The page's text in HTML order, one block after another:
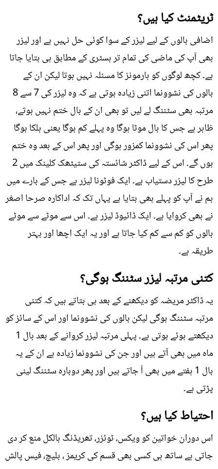
ٹریٹمنٹ کیا ہیں؟
اضافی بالوں کے لیے لیزر کے سوا کوئی حل نہیں ہے اور لیزر
بھی آپ کی ماضی کی تمام تر ہسٹری کے مطابق ہی بتایا جاتا
ہے۔ کچھ لوگوں کو ہارمونز کا مسئلہ نہیں ہوتا لیکن ان کے
بالوں کی نشوونما اتنی زیادہ ہوتی ہے کہ وہ لیزر کی 7 سے 8
مرتبہ بھی سٹننگ لے لیں تو بھی ان کے بال ختم نہیں ہوتے،
ظاہر ہے جس کا بال موٹا ہوگا وہ پہلے کم ہوگا یعنی ہلکا ہوگا
پھر اس کی نشوونما کمزور ہوگی اور پھر اس کے بعد وہ ختم
ہوں گے۔ اس کے لیے ڈاکٹر شائستہ کی ستیٹھک کلینک میں 2
طرح کا لیزر دستیاب ہے۔ ایک فوٹونا لیزر ہے جس کے بارے میں
ہم نے آپ کو پہلے بھی بتایا ہے یہاں تک کہ اداکارہ صرحا اصغر
نے بھی کروایا ہے۔ ایک ڈائیوڈ لیزر ہے۔ اس سے موٹے سے موٹے
بالوں کو کم سے کم کیا جاتا ہے اور یہ ایک اچھا اور بہتر
طریقہ ہے۔
کتنی مرتبہ لیزر سٹننگ ہوگی؟
یہ ڈاکٹر مریضہ کو دیکھنے کے بعد ہی بتاتے ہیں کہ کتنی
مرتبہ سٹننگ ہوگی لیکن بالوں کی نشوونما اور اس کے سائز کو
دیکھتے ہوئے ہوتی ہے۔ پہلی مرتبہ لیزر کروانے کے بعد بال 1
ماہ میں بھی آتے ہیں اور جن کی نشوونما زیادہ ہے ان کے یہ
بال 1 ہفتے میں بھی آ جاتے ہیں اور پھر دوبارہ سٹننگ لینی
پڑتی ہے۔
احتیاط کیا ہیں؟
اس دوران خواتین کو ویکس، ٹوئزر، تھریڈنگ بالکل منع کر دی
جاتی ہے ساتھ ہی کسی بھی قسم کی کریمز ، بلیچ، فیس پالش